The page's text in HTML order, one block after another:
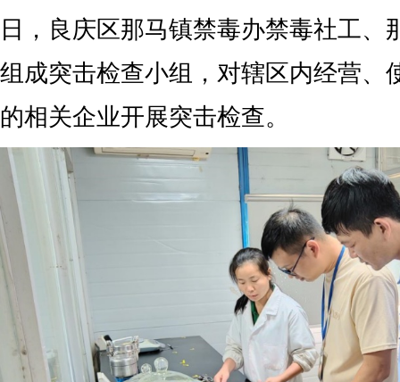
日，良庆区那马镇禁毒办禁毒社工、
组成突击检查小组，对辖区内经营、
的相关企业开展突击检查。